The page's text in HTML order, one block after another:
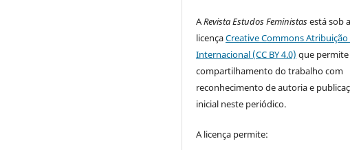
ARevista Estudos Feministasestá sob a
licençaCreative Commons Atribuição
Internacional (CC BY 4.0) que
compartilhamento do trabalho com
reconhecimento de autoria e
inicial neste periódico.
A licença permite: